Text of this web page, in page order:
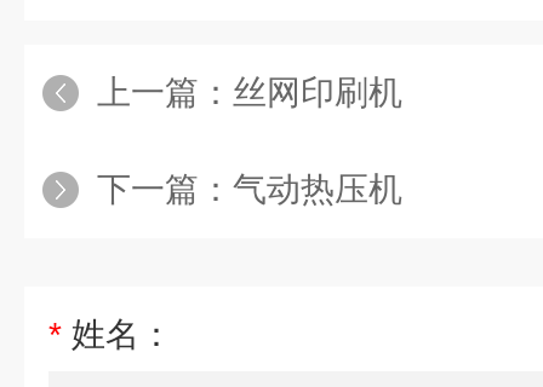
上一篇： 丝网印刷机
下一篇： 气动热压机
* 姓名：